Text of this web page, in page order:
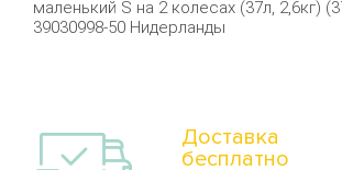
маленький S на 2 колесах (37л, 2,6кг)
39030998-50 Нидерланды
Доставка
бесплатно